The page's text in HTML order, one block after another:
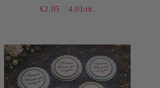
ЕЛЕМЕНТ ЗА КАРТИЧКИ И
€2.05 4.01лв.